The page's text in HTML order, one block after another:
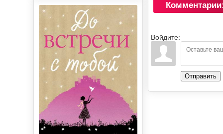
Войдите:
Отправить